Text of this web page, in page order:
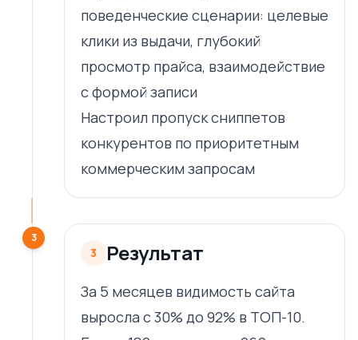
поведенческие сценарии: целевые
клики из выдачи, глубокий
просмотр прайса, взаимодействие
с формой записи
Настроил пропуск сниппетов
конкурентов по приоритетным
коммерческим запросам
3
3 Результат
За 5 месяцев видимость сайта
выросла с 30% до 92% в ТОП-10.